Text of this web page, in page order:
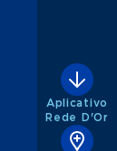
Aplicativo
Rede D'Or